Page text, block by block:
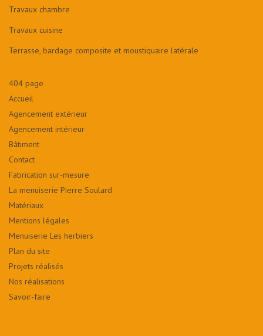
Travaux chambre
Travaux cuisine
Terrasse, bardage composite et moustiquaire latérale
404 page
Accueil
Agencement extérieur
Agencement intérieur
Bâtiment
Contact
Fabrication sur-mesure
La menuiserie Pierre Soulard
Matériaux
Mentions légales
Menuiserie Les herbiers
Plan du site
Projets réalisés
Nos réalisations
Savoir-faire